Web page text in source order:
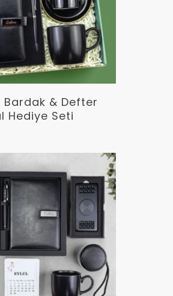
Oku
Bardak & Defter
Hediye Seti